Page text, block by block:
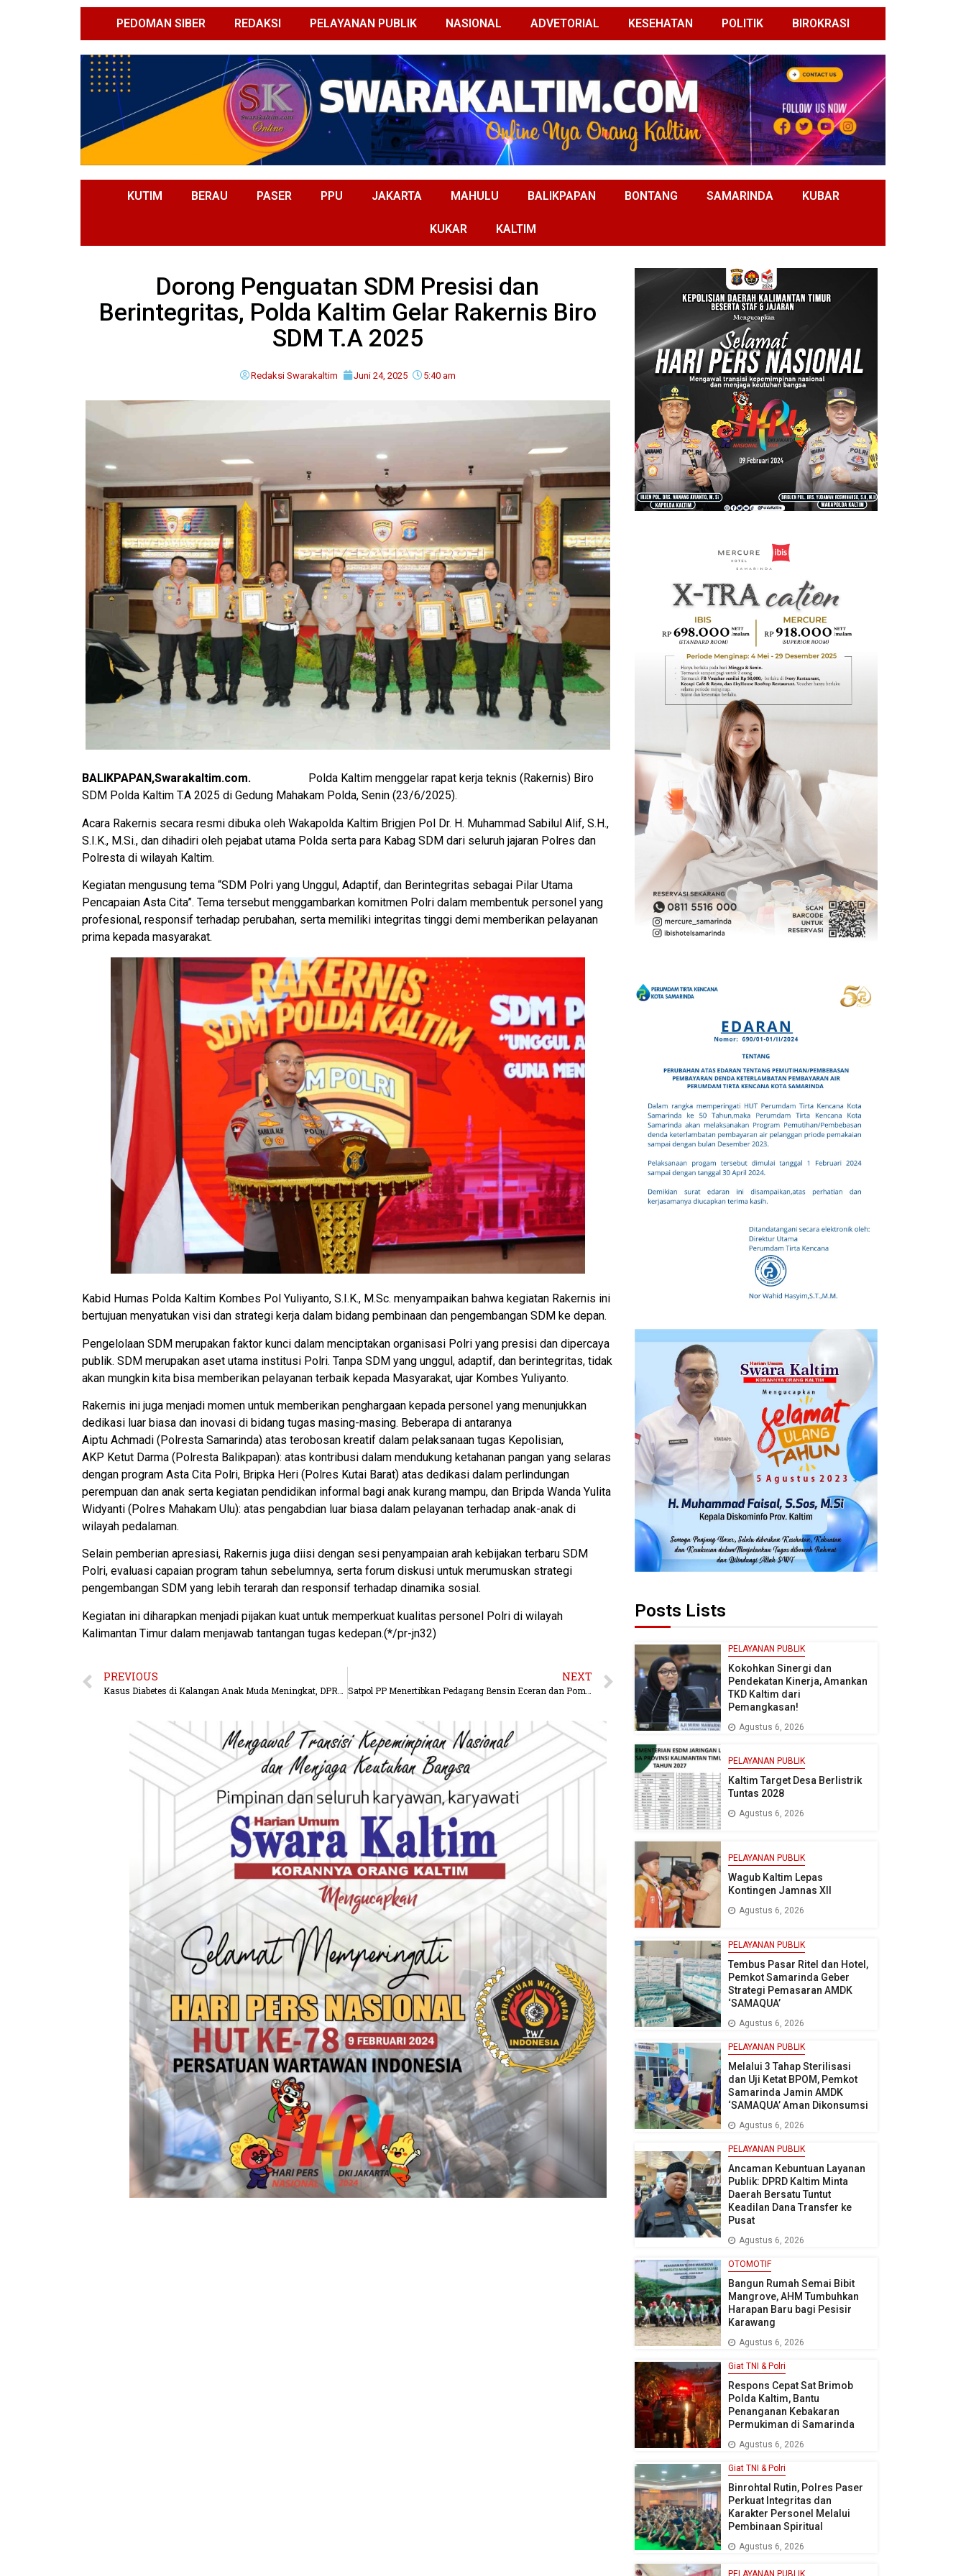
PEDOMAN SIBER REDAKSI PELAYANAN PUBLIK NASIONAL ADVETORIAL KESEHATAN POLITIK BIROKRASI
KUTIM BERAU PASER PPU JAKARTA MAHULU BALIKPAPAN BONTANG SAMARINDA KUBAR
KUKAR KALTIM
Dorong Penguatan SDM Presisi dan
Berintegritas, Polda Kaltim Gelar Rakernis Biro
SDM T.A 2025
Redaksi Swarakaltim Juni 24, 2025 5:40 am
BALIKPAPAN,Swarakaltim.com. Polda Kaltim menggelar rapat kerja teknis (Rakernis) Biro
SDM Polda Kaltim T.A 2025 di Gedung Mahakam Polda, Senin (23/6/2025).
Acara Rakernis secara resmi dibuka oleh Wakapolda Kaltim Brigjen Pol Dr. H. Muhammad Sabilul Alif, S.H.,
S.I.K., M.Si., dan dihadiri oleh pejabat utama Polda serta para Kabag SDM dari seluruh jajaran Polres dan
Polresta di wilayah Kaltim.
Kegiatan mengusung tema “SDM Polri yang Unggul, Adaptif, dan Berintegritas sebagai Pilar Utama
Pencapaian Asta Cita”. Tema tersebut menggambarkan komitmen Polri dalam membentuk personel yang
profesional, responsif terhadap perubahan, serta memiliki integritas tinggi demi memberikan pelayanan
prima kepada masyarakat.
Kabid Humas Polda Kaltim Kombes Pol Yuliyanto, S.I.K., M.Sc. menyampaikan bahwa kegiatan Rakernis ini
bertujuan menyatukan visi dan strategi kerja dalam bidang pembinaan dan pengembangan SDM ke depan.
Pengelolaan SDM merupakan faktor kunci dalam menciptakan organisasi Polri yang presisi dan dipercaya
publik. SDM merupakan aset utama institusi Polri. Tanpa SDM yang unggul, adaptif, dan berintegritas, tidak
akan mungkin kita bisa memberikan pelayanan terbaik kepada Masyarakat, ujar Kombes Yuliyanto.
Rakernis ini juga menjadi momen untuk memberikan penghargaan kepada personel yang menunjukkan
dedikasi luar biasa dan inovasi di bidang tugas masing-masing. Beberapa di antaranya
Aiptu Achmadi (Polresta Samarinda) atas terobosan kreatif dalam pelaksanaan tugas Kepolisian,
AKP Ketut Darma (Polresta Balikpapan): atas kontribusi dalam mendukung ketahanan pangan yang selaras
dengan program Asta Cita Polri, Bripka Heri (Polres Kutai Barat) atas dedikasi dalam perlindungan
perempuan dan anak serta kegiatan pendidikan informal bagi anak kurang mampu, dan Bripda Wanda Yulita
Widyanti (Polres Mahakam Ulu): atas pengabdian luar biasa dalam pelayanan terhadap anak-anak di
wilayah pedalaman.
Selain pemberian apresiasi, Rakernis juga diisi dengan sesi penyampaian arah kebijakan terbaru SDM
Polri, evaluasi capaian program tahun sebelumnya, serta forum diskusi untuk merumuskan strategi
pengembangan SDM yang lebih terarah dan responsif terhadap dinamika sosial.
Kegiatan ini diharapkan menjadi pijakan kuat untuk memperkuat kualitas personel Polri di wilayah
Kalimantan Timur dalam menjawab tantangan tugas kedepan.(*/pr-jn32)
PREVIOUS NEXT
Posts Lists
PELAYANAN PUBLIK
Kokohkan Sinergi dan
Pendekatan Kinerja, Amankan
TKD Kaltim dari
Pemangkasan!
Agustus 6, 2026
PELAYANAN PUBLIK
Kaltim Target Desa Berlistrik
Tuntas 2028
Agustus 6, 2026
PELAYANAN PUBLIK
Wagub Kaltim Lepas
Kontingen Jamnas XII
Agustus 6, 2026
PELAYANAN PUBLIK
Tembus Pasar Ritel dan Hotel,
Pemkot Samarinda Geber
Strategi Pemasaran AMDK
‘SAMAQUA’
Agustus 6, 2026
PELAYANAN PUBLIK
Melalui 3 Tahap Sterilisasi
dan Uji Ketat BPOM, Pemkot
Samarinda Jamin AMDK
‘SAMAQUA’ Aman Dikonsumsi
Agustus 6, 2026
PELAYANAN PUBLIK
Ancaman Kebuntuan Layanan
Publik: DPRD Kaltim Minta
Daerah Bersatu Tuntut
Keadilan Dana Transfer ke
Pusat
Agustus 6, 2026
OTOMOTIF
Bangun Rumah Semai Bibit
Mangrove, AHM Tumbuhkan
Harapan Baru bagi Pesisir
Karawang
Agustus 6, 2026
Giat TNI & Polri
Respons Cepat Sat Brimob
Polda Kaltim, Bantu
Penanganan Kebakaran
Permukiman di Samarinda
Agustus 6, 2026
Giat TNI & Polri
Binrohtal Rutin, Polres Paser
Perkuat Integritas dan
Karakter Personel Melalui
Pembinaan Spiritual
Agustus 6, 2026
PELAYANAN PUBLIK